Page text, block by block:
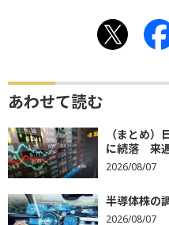
あわせて読む
（まとめ
に続落 来
2026/08/07
半導体株の
2026/08/07